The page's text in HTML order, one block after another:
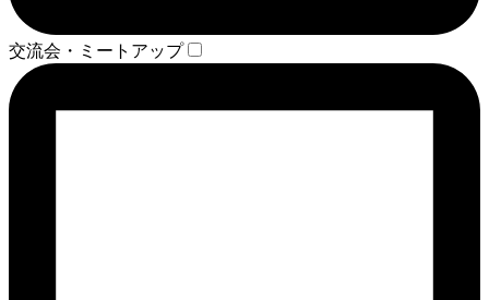
交流会・ミートアップ